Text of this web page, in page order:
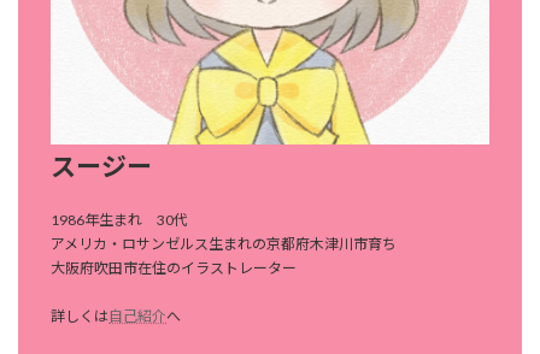
スージー
1986年生まれ 30代
アメリカ・ロサンゼルス生まれの京都府木津川市育ち
大阪府吹田市在住のイラストレーター
詳しくは自己紹介へ